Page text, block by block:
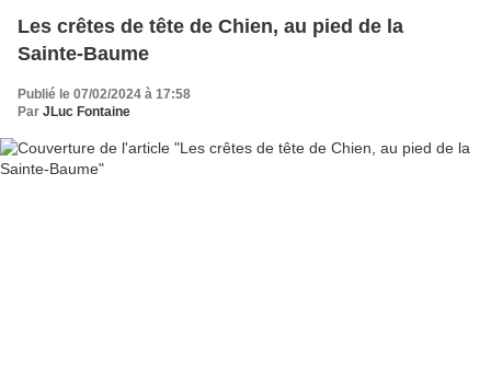
Les crêtes de tête de Chien, au pied de la
Sainte-Baume
Publié le 07/02/2024 à 17:58
Par JLuc Fontaine